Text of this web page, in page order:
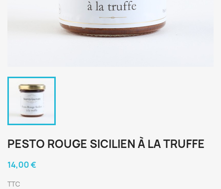
PESTO ROUGE SICILIEN À LA TRUFFE
14,00 €
TTC